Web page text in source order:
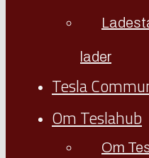
lader
Tesla
Om Teslahub
Om